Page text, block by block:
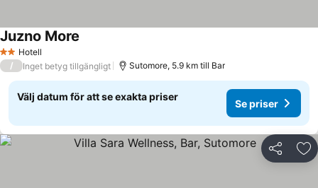
2 Stjärnor
Hotell
Juzno More
/ Inget betyg tillgängligt Sutomore, 5.9 km till Bar
Välj datum för att se exakta priser
Se priser
Dela